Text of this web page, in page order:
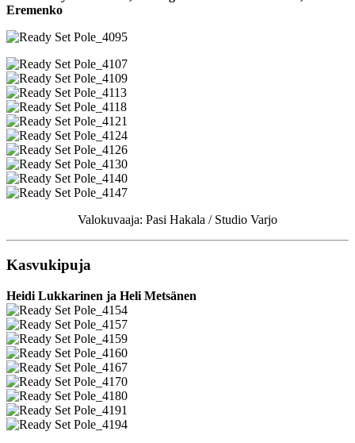
Eremenko
Valokuvaaja: Pasi Hakala / Studio Varjo
Kasvukipuja
Heidi Lukkarinen ja Heli Metsänen